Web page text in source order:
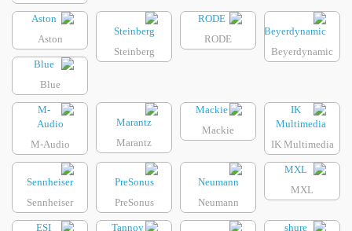
Beyerdynamic
RODE
Steinberg
Aston
Blue
IK Multimedia
Mackie
Marantz
M-Audio
MXL
Neumann
PreSonus
Sennheiser